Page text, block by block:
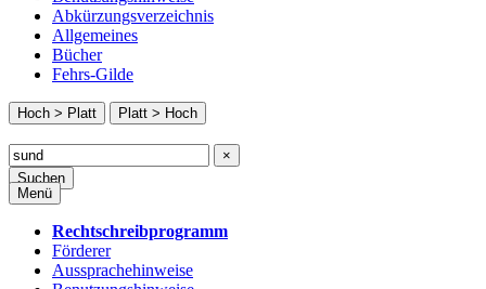
Abkürzungsverzeichnis
Allgemeines
Bücher
Fehrs-Gilde
Hoch > Platt Platt > Hoch
×
Suchen
Menü
Rechtschreibprogramm
Förderer
Aussprachehinweise